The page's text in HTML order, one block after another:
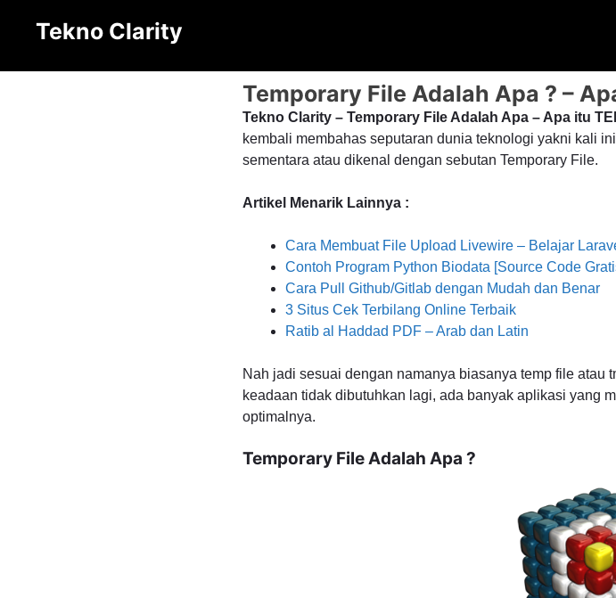
Tekno Clarity
Temporary File Adalah Apa ? –
Tekno Clarity – Temporary File Adalah Apa – Apa itu
kembali membahas seputaran dunia teknologi yakni kali
sementara atau dikenal dengan sebutan Temporary File.
Artikel Menarik Lainnya :
Cara Membuat File Upload Livewire – Belajar
Contoh Program Python Biodata [Source Code
Cara Pull Github/Gitlab dengan Mudah dan Benar
3 Situs Cek Terbilang Online Terbaik
Ratib al Haddad PDF – Arab dan Latin
Nah jadi sesuai dengan namanya biasanya temp file atau
keadaan tidak dibutuhkan lagi, ada banyak aplikasi yang
optimalnya.
Temporary File Adalah Apa ?